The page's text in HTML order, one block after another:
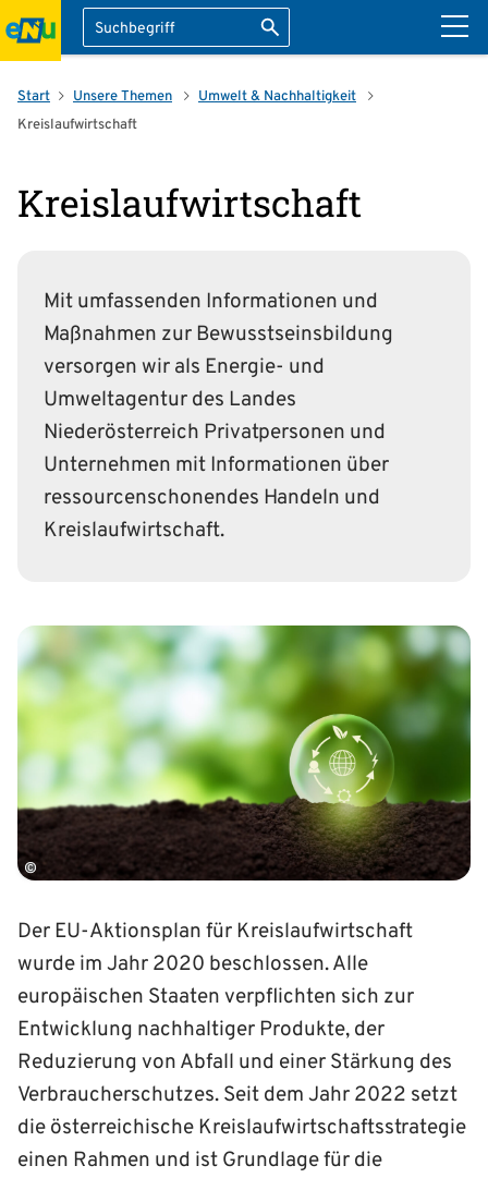
Suche Suche starten
überspringen
Start Unsere Themen
Umwelt & Nachhaltigkeit
Kreislaufwirtschaft
Kreislaufwirtschaft
Mit umfassenden Informationen und
Maßnahmen zur Bewusstseins­bildung
versorgen wir als Energie- und
Umweltagentur des Landes
Niederösterreich Privatpersonen und
Unternehmen mit Informationen über
ressourcenschonendes Handeln und
Kreislaufwirtschaft.
©
Der EU-Aktionsplan für Kreis­lauf­wirtschaft
wurde im Jahr 2020 beschlossen. Alle
europäischen Staaten verpflichten sich zur
Entwicklung nach­haltiger Produkte, der
Reduzierung von Abfall und einer Stärkung des
Verbraucher­­schutzes. Seit dem Jahr 2022 setzt
die österreichische Kreislauf­wirtschafts­strategie
einen Rahmen und ist Grundlage für die